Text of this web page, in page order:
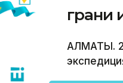
грани
АЛМАТЫ.